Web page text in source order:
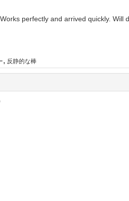
perfectly and arrived quickly. Will
, 反静的な棒